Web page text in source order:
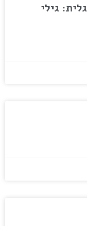
גילי